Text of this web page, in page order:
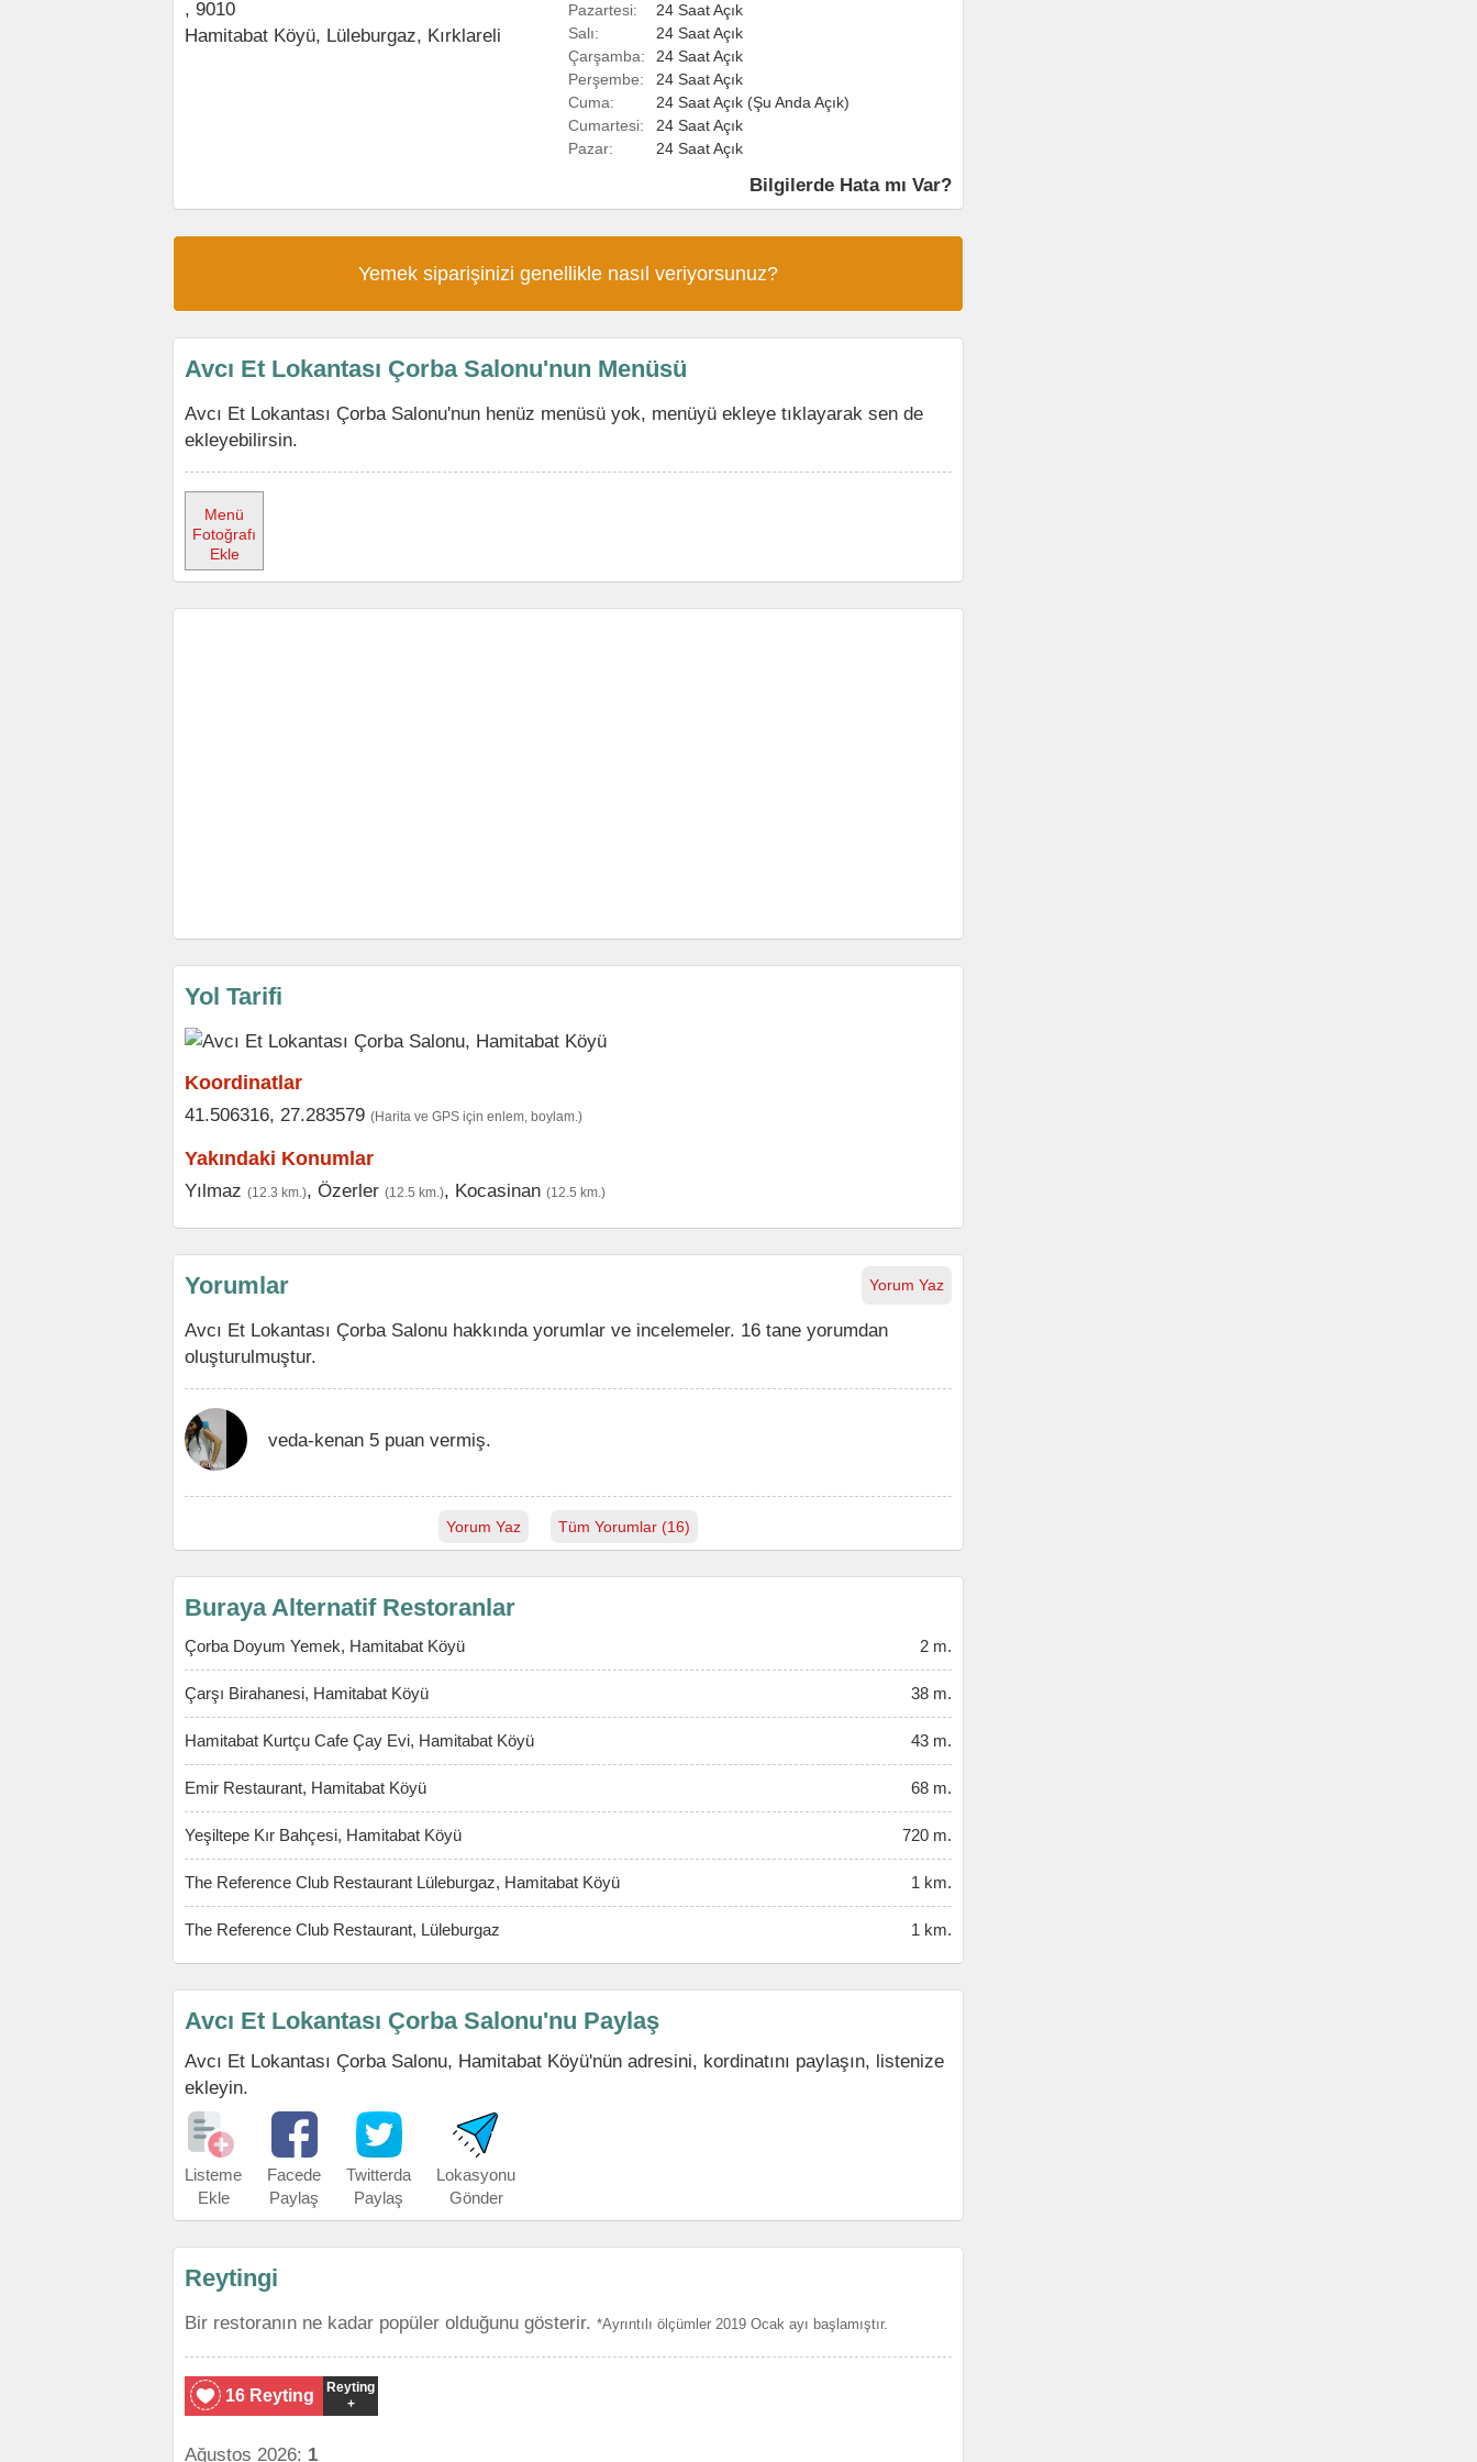
, 9010
Hamitabat Köyü, Lüleburgaz, Kırklareli
Pazartesi:
24 Saat Açık
Salı:
24 Saat Açık
Çarşamba:
24 Saat Açık
Perşembe:
24 Saat Açık
Cuma:
24 Saat Açık (Şu Anda Açık)
Cumartesi:
24 Saat Açık
Pazar:
24 Saat Açık
Bilgilerde Hata mı Var?
Yemek siparişinizi genellikle nasıl veriyorsunuz?
Avcı Et Lokantası Çorba Salonu'nun Menüsü
Avcı Et Lokantası Çorba Salonu'nun henüz menüsü yok, menüyü ekleye tıklayarak sen de
ekleyebilirsin.
Menü
Fotoğrafı
Ekle
Yol Tarifi
Koordinatlar
41.506316, 27.283579 (Harita ve GPS için enlem, boylam.)
Yakındaki Konumlar
Yılmaz (12.3 km.), Özerler (12.5 km.), Kocasinan (12.5 km.)
Yorum Yaz
Yorumlar
Avcı Et Lokantası Çorba Salonu hakkında yorumlar ve incelemeler. 16 tane yorumdan
oluşturulmuştur.
veda-kenan 5 puan vermiş.
Yorum Yaz Tüm Yorumlar (16)
Buraya Alternatif Restoranlar
Çorba Doyum Yemek, Hamitabat Köyü 2 m.
Çarşı Birahanesi, Hamitabat Köyü 38 m.
Hamitabat Kurtçu Cafe Çay Evi, Hamitabat Köyü 43 m.
Emir Restaurant, Hamitabat Köyü 68 m.
Yeşiltepe Kır Bahçesi, Hamitabat Köyü 720 m.
The Reference Club Restaurant Lüleburgaz, Hamitabat Köyü 1 km.
The Reference Club Restaurant, Lüleburgaz 1 km.
Avcı Et Lokantası Çorba Salonu'nu Paylaş
Avcı Et Lokantası Çorba Salonu, Hamitabat Köyü'nün adresini, kordinatını paylaşın, listenize
ekleyin.
Listeme
Ekle
Facede
Paylaş
Twitterda
Paylaş
Lokasyonu
Gönder
Reytingi
Bir restoranın ne kadar popüler olduğunu gösterir. *Ayrıntılı ölçümler 2019 Ocak ayı başlamıştır.
16 Reyting
Reyting
+
Ağustos 2026: 1